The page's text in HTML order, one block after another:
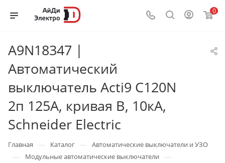
0
A9N18347 |
Автоматический
выключатель Acti9 C120N
2п 125А, кривая B, 10кА,
Schneider Electric
Главная — Каталог — Автоматические выключатели и УЗО
— Модульные автоматические выключатели —